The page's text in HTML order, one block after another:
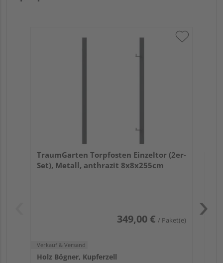
TraumGarten Torpfosten Einzeltor (2er-
Set), Metall, anthrazit 8x8x255cm
349,00 € / Paket(e)
Verkauf & Versand
Holz Bögner, Kupferzell